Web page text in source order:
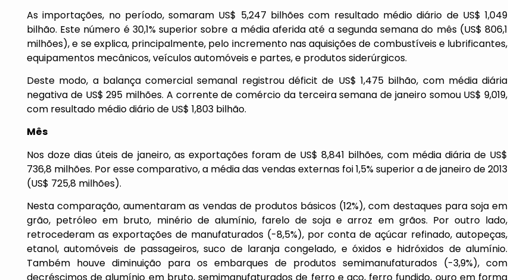
As importações, no período, somaram US$ 5,247 bilhões com resultado médio diário de US$ 1,049
bilhão. Este número é 30,1% superior sobre a média aferida até a segunda semana do mês (US$ 806,1
milhões), e se explica, principalmente, pelo incremento nas aquisições de combustíveis e lubrificantes,
equipamentos mecânicos, veículos automóveis e partes, e produtos siderúrgicos.
Deste modo, a balança comercial semanal registrou déficit de US$ 1,475 bilhão, com média diária
negativa de US$ 295 milhões. A corrente de comércio da terceira semana de janeiro somou US$ 9,019,
com resultado médio diário de US$ 1,803 bilhão.
Mês
Nos doze dias úteis de janeiro, as exportações foram de US$ 8,841 bilhões, com média diária de US$
736,8 milhões. Por esse comparativo, a média das vendas externas foi 1,5% superior a de janeiro de 2013
(US$ 725,8 milhões).
Nesta comparação, aumentaram as vendas de produtos básicos (12%), com destaques para soja em
grão, petróleo em bruto, minério de alumínio, farelo de soja e arroz em grãos. Por outro lado,
retrocederam as exportações de manufaturados (-8,5%), por conta de açúcar refinado, autopeças,
etanol, automóveis de passageiros, suco de laranja congelado, e óxidos e hidróxidos de alumínio.
Também houve diminuição para os embarques de produtos semimanufaturados (-3,9%), com